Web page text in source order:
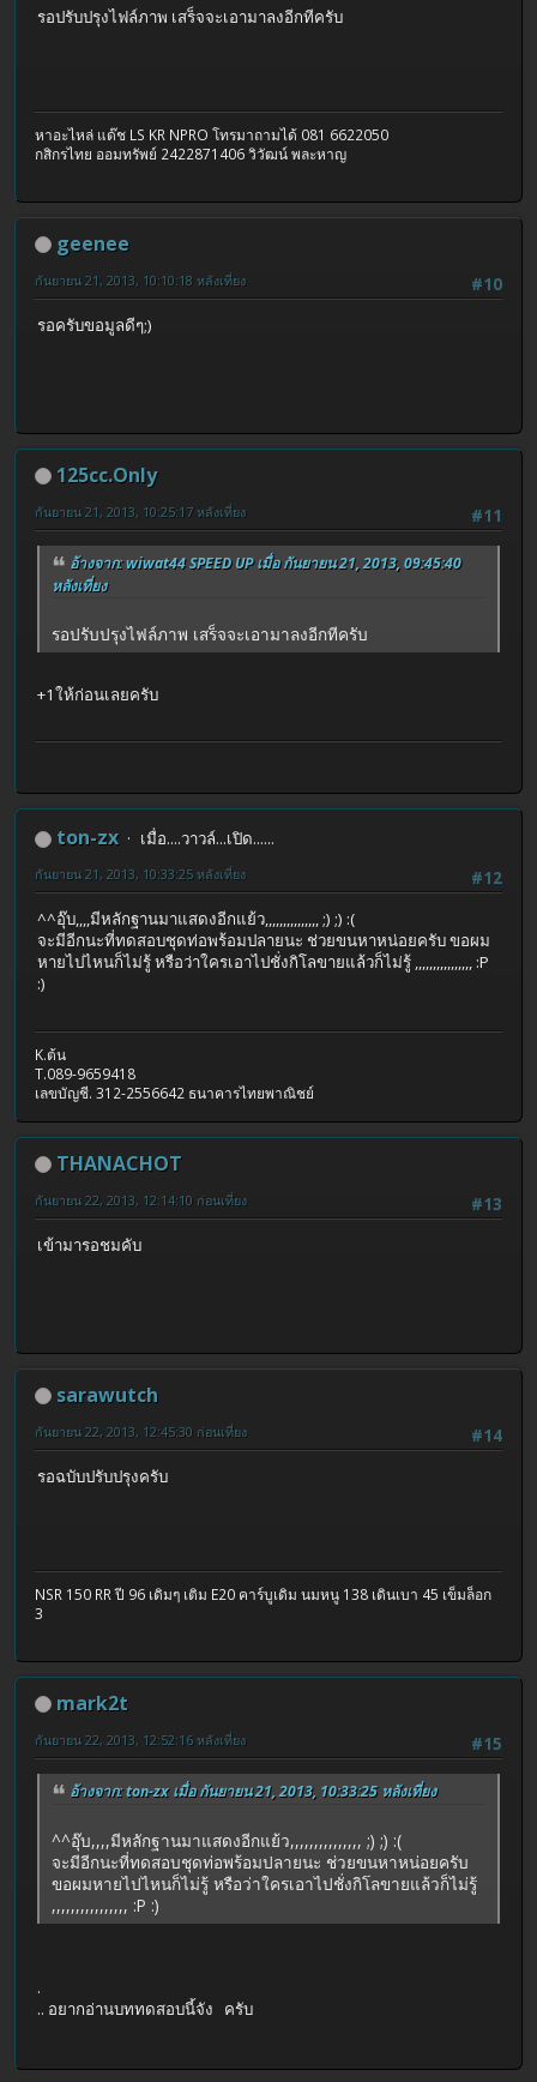
รอปรับปรุงไฟล์ภาพ เสร็จจะเอามาลงอีกทีครับ
หาอะไหล่ แด๊ช LS KR NPRO โทรมาถามได้ 081 6622050
กสิกรไทย ออมทรัพย์ 2422871406 วิวัฒน์ พละหาญ
geenee
#10
กันยายน 21, 2013, 10:10:18 หลังเที่ยง
รอครับขอมูลดีๆ;)
125cc.Only
#11
กันยายน 21, 2013, 10:25:17 หลังเที่ยง
อ้างจาก: wiwat44 SPEED UP เมื่อ กันยายน 21, 2013, 09:45:40
หลังเที่ยง
รอปรับปรุงไฟล์ภาพ เสร็จจะเอามาลงอีกทีครับ
+1ให้ก่อนเลยครับ
ton-zx
เมื่อ....วาวล์...เปิด......
#12
กันยายน 21, 2013, 10:33:25 หลังเที่ยง
^^อุ๊บ,,,,มีหลักฐานมาแสดงอีกแย้ว,,,,,,,,,,,,,,, ;) ;) :(
จะมีอีกนะที่ทดสอบชุดท่อพร้อมปลายนะ ช่วยขนหาหน่อยครับ ขอผม
หายไปไหนก็ไม่รู้ หรือว่าใครเอาไปชั่งกิโลขายแล้วก็ไม่รู้ ,,,,,,,,,,,,,,,, :P
:)
K.ต้น
T.089-9659418
เลขบัญชี. 312-2556642 ธนาคารไทยพาณิชย์
THANACHOT
#13
กันยายน 22, 2013, 12:14:10 ก่อนเที่ยง
เข้ามารอชมคับ
sarawutch
#14
กันยายน 22, 2013, 12:45:30 ก่อนเที่ยง
รอฉบับปรับปรุงครับ
NSR 150 RR ปี 96 เดิมๆ เติม E20 คาร์บูเดิม นมหนู 138 เดินเบา 45 เข็มล็อก
3
mark2t
#15
กันยายน 22, 2013, 12:52:16 หลังเที่ยง
อ้างจาก: ton-zx เมื่อ กันยายน 21, 2013, 10:33:25 หลังเที่ยง
^^อุ๊บ,,,,มีหลักฐานมาแสดงอีกแย้ว,,,,,,,,,,,,,,, ;) ;) :(
จะมีอีกนะที่ทดสอบชุดท่อพร้อมปลายนะ ช่วยขนหาหน่อยครับ
ขอผมหายไปไหนก็ไม่รู้ หรือว่าใครเอาไปชั่งกิโลขายแล้วก็ไม่รู้
,,,,,,,,,,,,,,,, :P :)
.
.. อยากอ่านบททดสอบนี้จัง ครับ